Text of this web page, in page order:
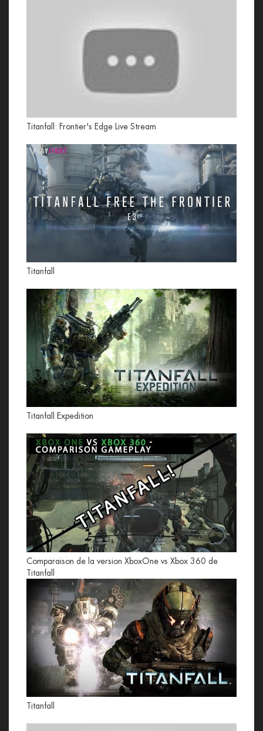
Titanfall: Frontier's Edge Live Stream
Titanfall
Titanfall Expedition
Comparaison de la version XboxOne vs Xbox 360 de
Titanfall
Titanfall